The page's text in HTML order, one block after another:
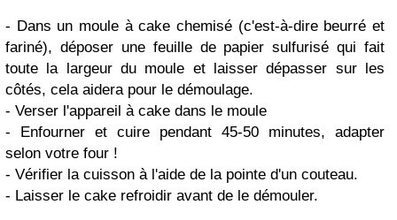
- Dans un moule à cake chemisé (c'est-à-dire beurré et
fariné), déposer une feuille de papier sulfurisé qui fait
toute la largeur du moule et laisser dépasser sur les
côtés, cela aidera pour le démoulage.
- Verser l'appareil à cake dans le moule
- Enfourner et cuire pendant 45-50 minutes, adapter
selon votre four !
- Vérifier la cuisson à l'aide de la pointe d'un couteau.
- Laisser le cake refroidir avant de le démouler.